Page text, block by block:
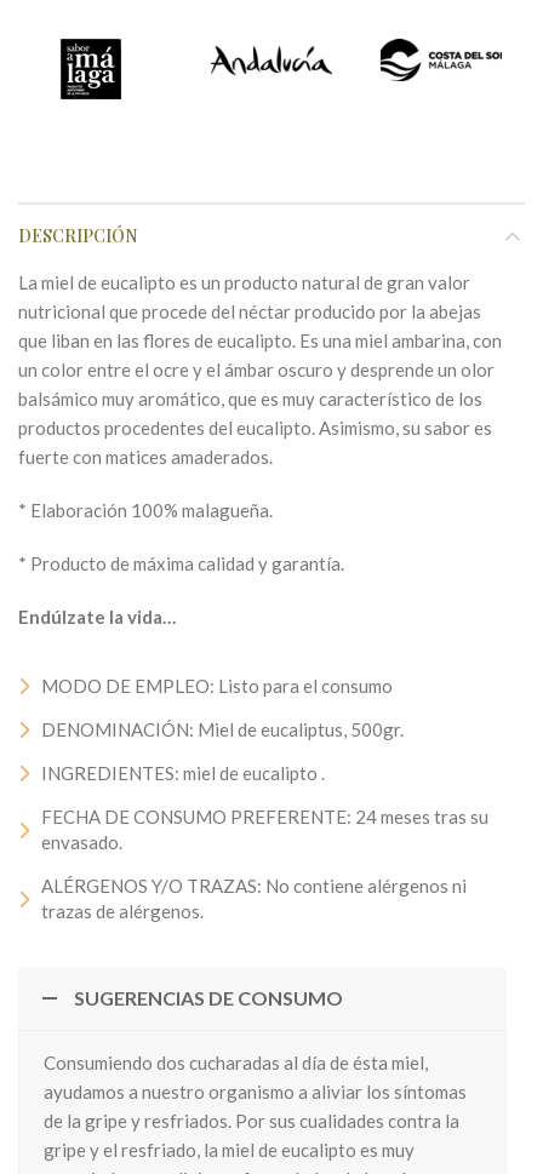
DESCRIPCIÓN
La miel de eucalipto es un producto natural de gran valor
nutricional que procede del néctar producido por la abejas
que liban en las flores de eucalipto. Es una miel ambarina, con
un color entre el ocre y el ámbar oscuro y desprende un olor
balsámico muy aromático, que es muy característico de los
productos procedentes del eucalipto. Asimismo, su sabor es
fuerte con matices amaderados.
* Elaboración 100% malagueña.
* Producto de máxima calidad y garantía.
Endúlzate la vida…
MODO DE EMPLEO: Listo para el consumo
DENOMINACIÓN: Miel de eucaliptus, 500gr.
INGREDIENTES: miel de eucalipto .
FECHA DE CONSUMO PREFERENTE: 24 meses tras su
envasado.
ALÉRGENOS Y/O TRAZAS: No contiene alérgenos ni
trazas de alérgenos.
SUGERENCIAS DE CONSUMO
Consumiendo dos cucharadas al día de ésta miel,
ayudamos a nuestro organismo a aliviar los síntomas
de la gripe y resfriados. Por sus cualidades contra la
gripe y el resfriado, la miel de eucalipto es muy